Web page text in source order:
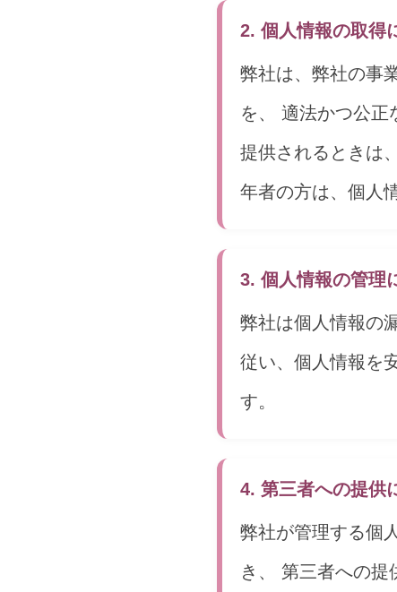
2. 個人情報の取得
弊社は、弊社の事
を、 適法かつ公正
提供されるときは
年者の方は、個人
3. 個人情報の管理
弊社は個人情報の
従い、個人情報を
す。
4. 第三者への提供
弊社が管理する個
き、 第三者への提